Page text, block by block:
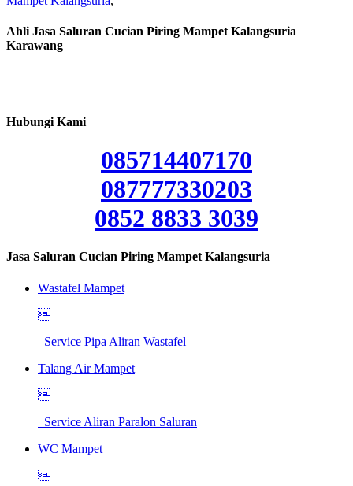
Ahli Jasa Saluran Cucian Piring Mampet Kalangsuria
Karawang
Hubungi Kami
085714407170
087777330203
0852 8833 3039
Jasa Saluran Cucian Piring Mampet Kalangsuria
Wastafel Mampet

Service Pipa Aliran Wastafel
Talang Air Mampet

Service Aliran Paralon Saluran
WC Mampet
